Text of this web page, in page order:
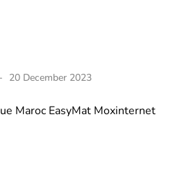
20 December 2023
Maroc EasyMat Moxinternet